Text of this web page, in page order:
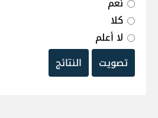
كلا
لا أعلم
تصويت
النتائج